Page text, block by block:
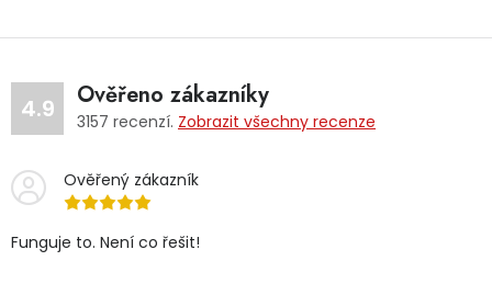
4.9 Ověřeno zákazníky
3157 recenzí. Zobrazit všechny recenze
Ověřený zákazník
Funguje to. Není co řešit!